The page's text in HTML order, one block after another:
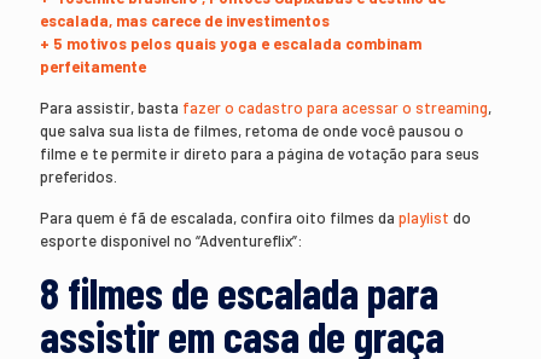
escalada, mas carece de investimentos
+ 5 motivos pelos quais yoga e escalada combinam
perfeitamente
Para assistir, basta fazer o cadastro para acessar o streaming,
que salva sua lista de filmes, retoma de onde você pausou o
filme e te permite ir direto para a página de votação para seus
preferidos.
Para quem é fã de escalada, confira oito filmes da playlist do
esporte disponível no “Adventureflix”:
8 filmes de escalada para
assistir em casa de graça